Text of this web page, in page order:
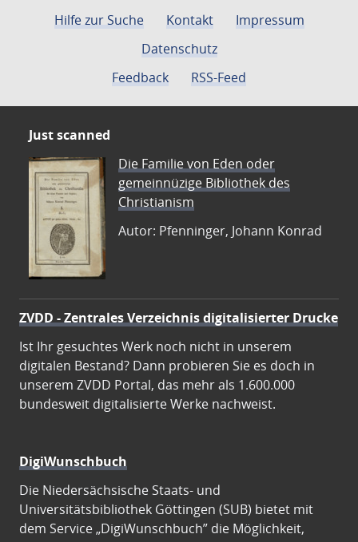
Hilfe zur Suche Kontakt
Impressum
Datenschutz
Feedback
RSS-Feed
Just scanned
Die Familie von Eden oder
gemeinnüzige Bibliothek des
Christianism
Autor: Pfenninger, Johann Konrad
ZVDD - Zentrales Verzeichnis digitalisierter Drucke
Ist Ihr gesuchtes Werk noch nicht in unserem
digitalen Bestand? Dann probieren Sie es doch in
unserem ZVDD Portal, das mehr als 1.600.000
bundesweit digitalisierte Werke nachweist.
DigiWunschbuch
Die Niedersächsische Staats- und
Universitätsbibliothek Göttingen (SUB) bietet mit
dem Service „DigiWunschbuch” die Möglichkeit,